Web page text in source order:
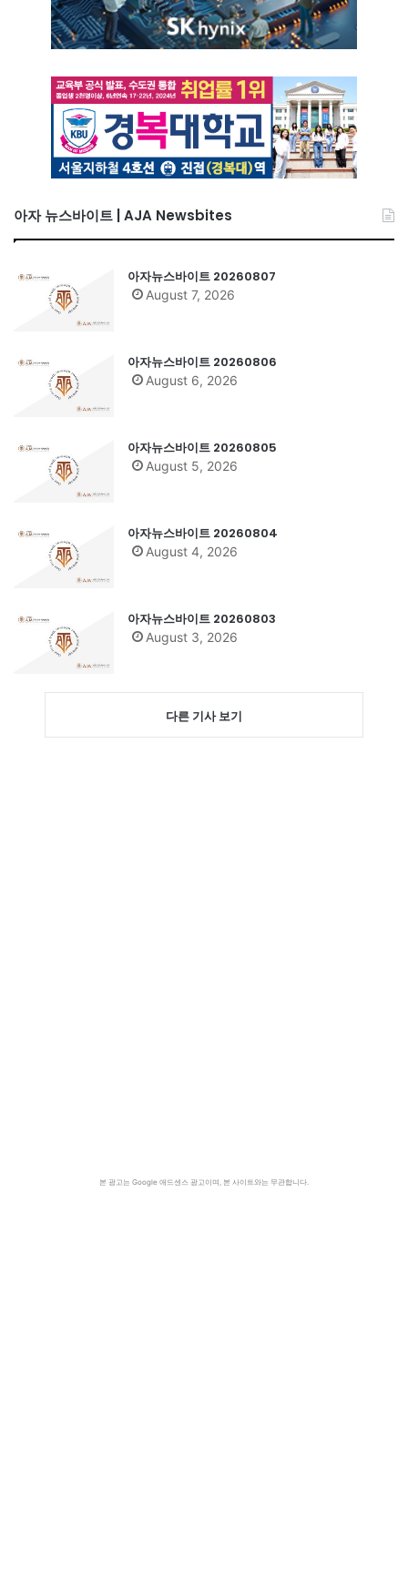
아자 뉴스바이트 | AJA Newsbites
아자뉴스바이트 20260807
August 7, 2026
아자뉴스바이트 20260806
August 6, 2026
아자뉴스바이트 20260805
August 5, 2026
아자뉴스바이트 20260804
August 4, 2026
아자뉴스바이트 20260803
August 3, 2026
다른 기사 보기
본 광고는 Google 애드센스 광고이며, 본 사이트와는 무관합니다.